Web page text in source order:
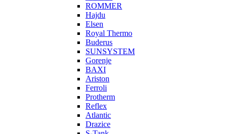
ROMMER
Hajdu
Elsen
Royal Thermo
Buderus
SUNSYSTEM
Gorenje
BAXI
Ariston
Ferroli
Protherm
Reflex
Atlantic
Drazice